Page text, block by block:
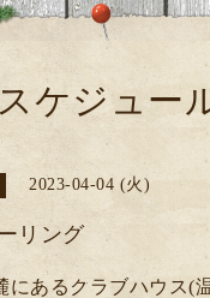
スケジュー
2023-04-04 (火)
リング
にあるクラブハウス(